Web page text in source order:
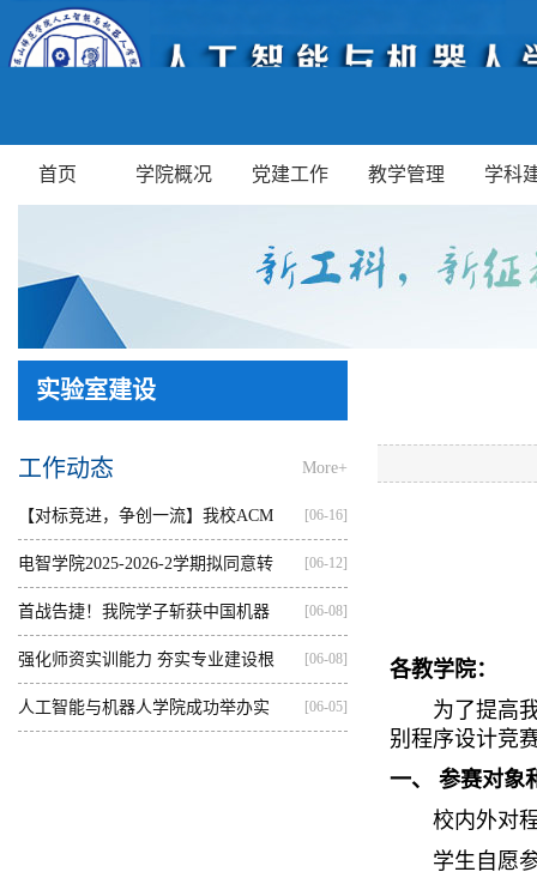
首页 学院概况 党建工作 教学管理 学科
实验室建设
工作动态 More+
【对标竞进，争创一流】我校ACM
集训...
[06-16]
电智学院2025-2026-2学期拟同意转
出...
[06-12]
首战告捷！我院学子斩获中国机器
人...
[06-08]
强化师资实训能力 夯实专业建设根
基...
[06-08]
人工智能与机器人学院成功举办实 [06-05]
各教学院：
为了提高
别程序设计竞
一、 参赛对象
校内外对
学生自愿